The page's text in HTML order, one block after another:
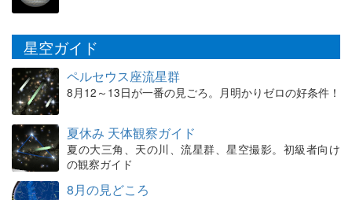
星空ガイド
ペルセウス座流星群
8月12～13日が一番の見ごろ。月明かりゼロの好条件！
夏休み 天体観察ガイド
夏の大三角、天の川、流星群、星空撮影。初級者向け
の観察ガイド
8月の見どころ